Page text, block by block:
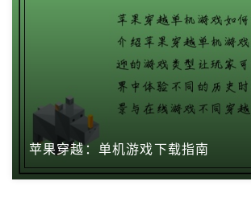
苹果穿越：单机游戏下载指南